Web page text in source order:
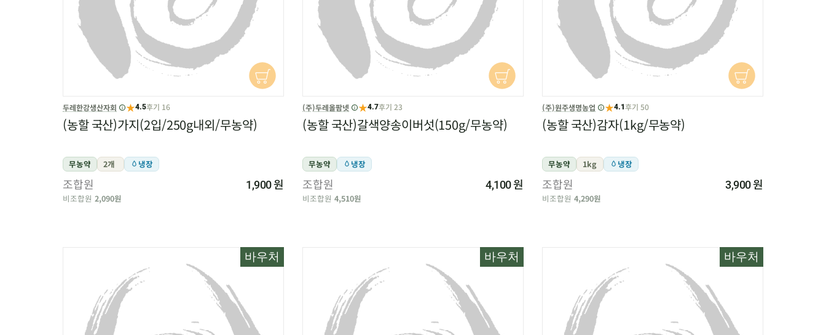
두레한강생산자회 ★4.5후기 16
(농할 국산)가지(2입/250g내외/무농약)
무농약 2개 냉장
조합원 1,900원
비조합원 2,090원
(주)두레올팜넷 ★4.7후기 23
(농할 국산)갈색양송이버섯(150g/무농약)
무농약 냉장
조합원 4,100원
비조합원 4,510원
(주)원주생명농업 ★4.1 후기 50
(농할 국산)감자(1kg/무농약)
무농약 1kg 냉장
조합원 3,900원
비조합원 4,290원
바우처 바우처 바우처